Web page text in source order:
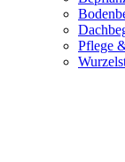
Pflege